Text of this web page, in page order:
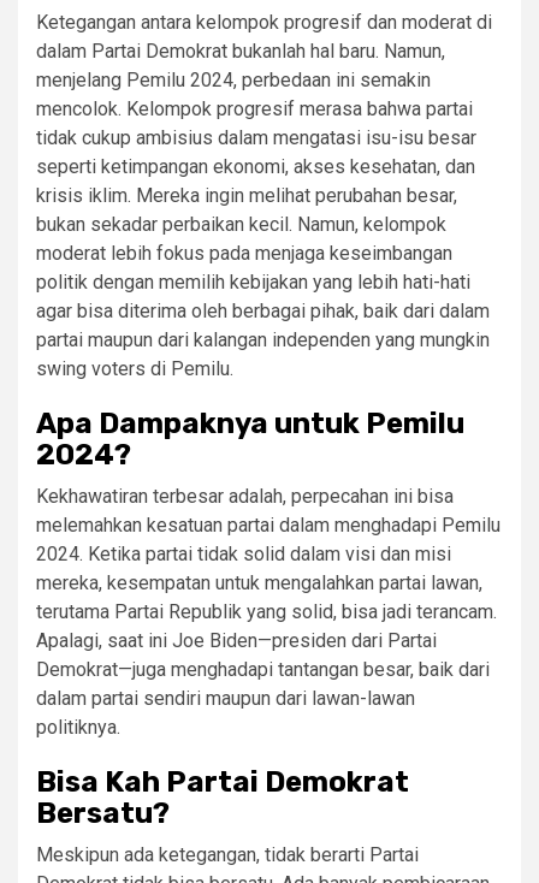
Ketegangan antara kelompok progresif dan moderat di
dalam Partai Demokrat bukanlah hal baru. Namun,
menjelang Pemilu 2024, perbedaan ini semakin
mencolok. Kelompok progresif merasa bahwa partai
tidak cukup ambisius dalam mengatasi isu-isu besar
seperti ketimpangan ekonomi, akses kesehatan, dan
krisis iklim. Mereka ingin melihat perubahan besar,
bukan sekadar perbaikan kecil. Namun, kelompok
moderat lebih fokus pada menjaga keseimbangan
politik dengan memilih kebijakan yang lebih hati-hati
agar bisa diterima oleh berbagai pihak, baik dari dalam
partai maupun dari kalangan independen yang mungkin
swing voters di Pemilu.
Apa Dampaknya untuk Pemilu
2024?
Kekhawatiran terbesar adalah, perpecahan ini bisa
melemahkan kesatuan partai dalam menghadapi Pemilu
2024. Ketika partai tidak solid dalam visi dan misi
mereka, kesempatan untuk mengalahkan partai lawan,
terutama Partai Republik yang solid, bisa jadi terancam.
Apalagi, saat ini Joe Biden—presiden dari Partai
Demokrat—juga menghadapi tantangan besar, baik dari
dalam partai sendiri maupun dari lawan-lawan
politiknya.
Bisa Kah Partai Demokrat
Bersatu?
Meskipun ada ketegangan, tidak berarti Partai